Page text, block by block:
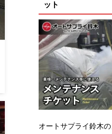
ット
オートサプライ鈴木